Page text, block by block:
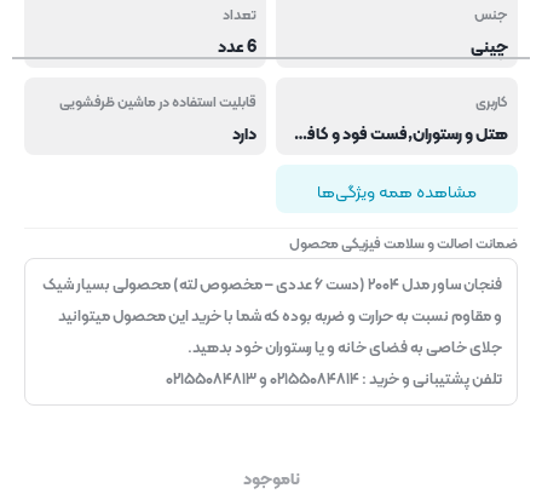
جنس
چینی
تعداد
6 عدد
کاربری
هتل و رستوران,فست فود و کافی شاپ
قابلیت استفاده در ماشین ظرفشویی
دارد
مشاهده همه ویژگی‌ها
ضمانت اصالت و سلامت فیزیکی محصول
فنجان ساور مدل ۲۰۰۴ (دست ۶ عددی – مخصوص لته) محصولی بسیار شیک
و مقاوم نسبت به حرارت و ضربه بوده که شما با خرید این محصول میتوانید
جلای خاصی به فضای خانه و یا رستوران خود بدهید.
تلفن پشتیبانی و خرید : ۰۲۱۵۵۰۸۴۸۱۴ و ۰۲۱۵۵۰۸۴۸۱۳
ناموجود